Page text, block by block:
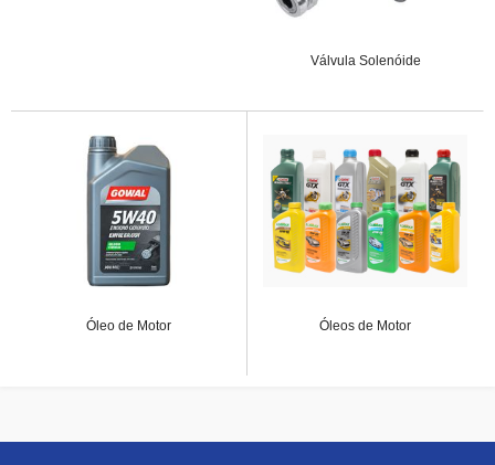
Válvula Solenóide
Óleo de Motor Óleos de Motor